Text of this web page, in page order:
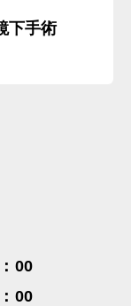
下手術
00
00